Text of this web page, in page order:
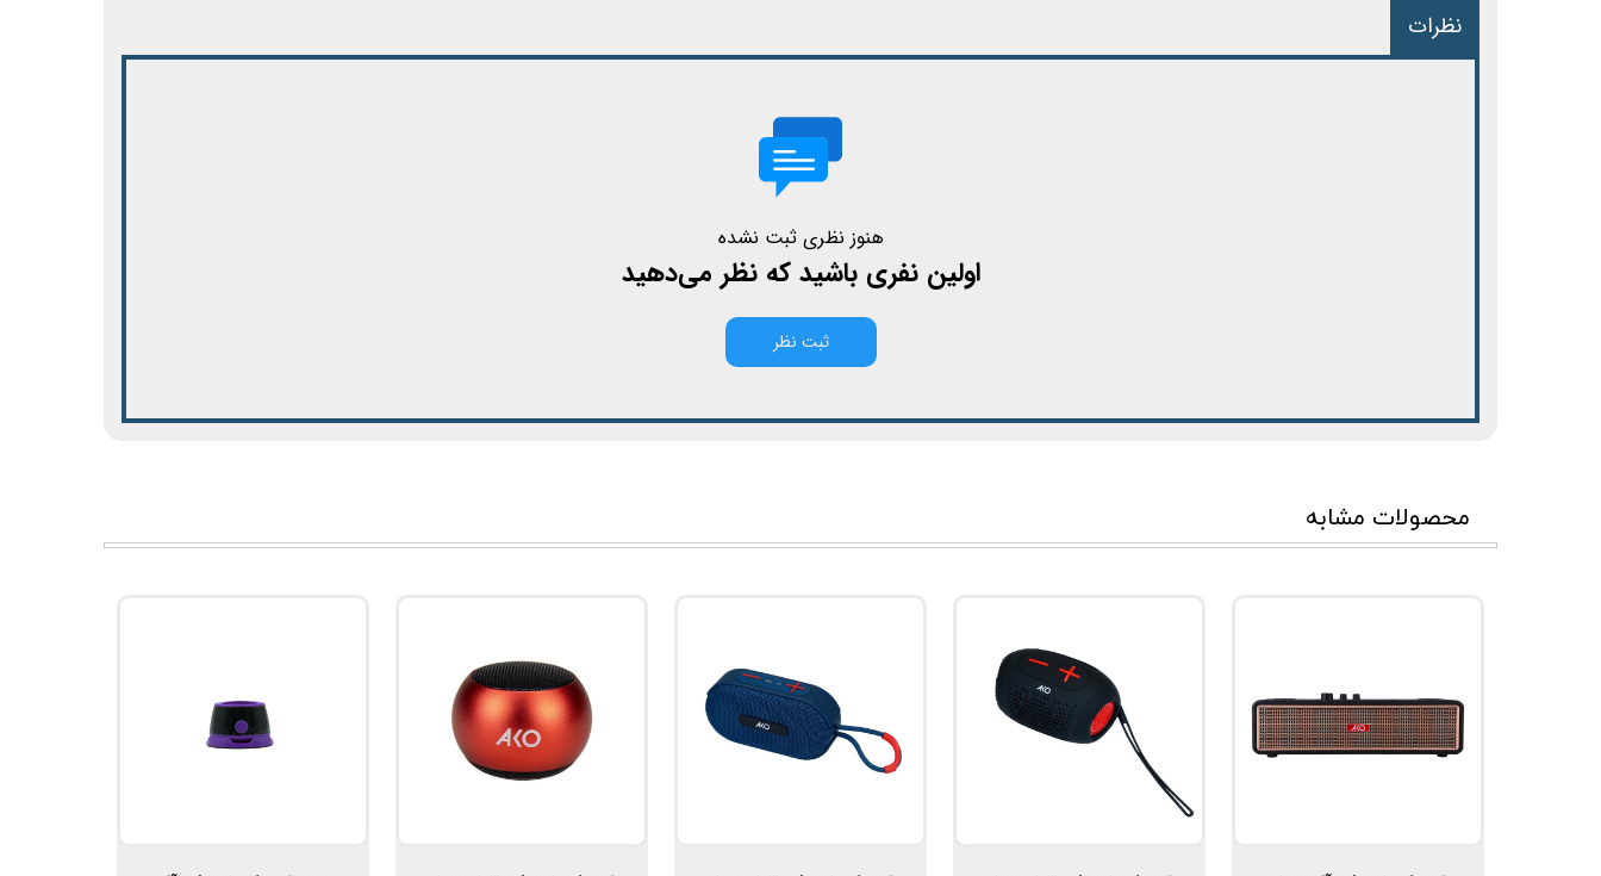
نظرات
هنوز نظری ثبت نشده
اولین نفری باشید که نظر می‌دهید
ثبت نظر
محصولات مشابه